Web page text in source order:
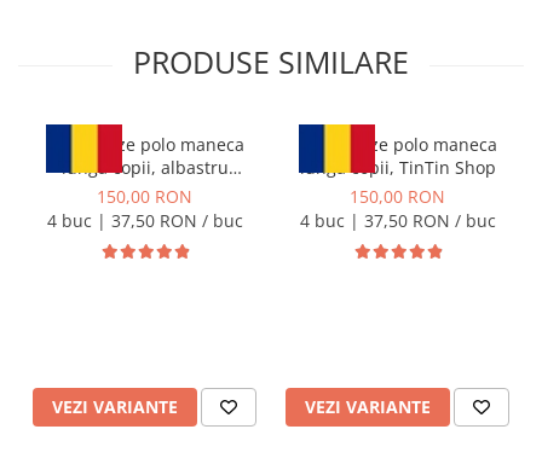
PRODUSE SIMILARE
Set 4 bluze polo maneca
lunga copii, albastru
deschis, TinTin Shop
150,00 RON
4 buc | 37,50 RON / buc
VEZI VARIANTE
Set 4 Bluze polo maneca
lunga copii, TinTin Shop
150,00 RON
4 buc | 37,50 RON / buc
VEZI VARIANTE